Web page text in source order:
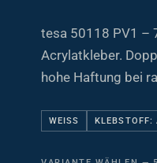
tesa 50118 PV1 –
Acrylatkleber.
hohe Haftung bei
VARIANTE WÄHLEN